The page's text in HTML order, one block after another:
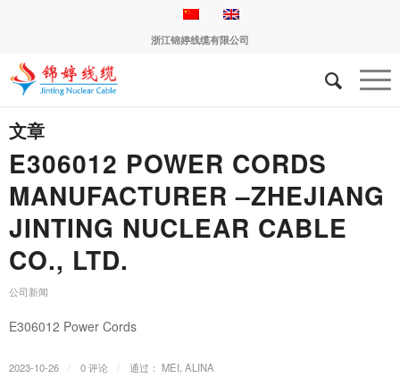
浙江锦婷线缆有限公司
文章
E306012 POWER CORDS
MANUFACTURER –ZHEJIANG
JINTING NUCLEAR CABLE
CO., LTD.
公司新闻
E306012 Power Cords
2023-10-26 0 评论 通过： MEI, ALINA